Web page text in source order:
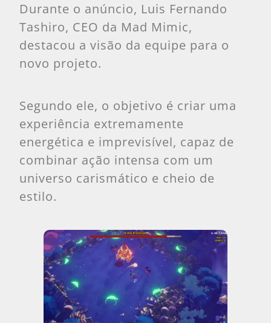
Durante o anúncio, Luis Fernando
Tashiro, CEO da Mad Mimic,
destacou a visão da equipe para o
novo projeto.
Segundo ele, o objetivo é criar uma
experiência extremamente
energética e imprevisível, capaz de
combinar ação intensa com um
universo carismático e cheio de
estilo.